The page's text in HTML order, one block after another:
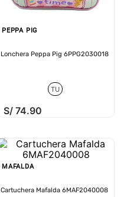
PEPPA PIG
Lonchera Peppa Pig 6PPG2030018
TU
S/ 74.90
MAFALDA
Cartuchera Mafalda 6MAF2040008